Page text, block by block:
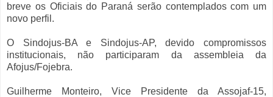
breve os Oficiais do Paraná serão contemplados com um
novo perfil.
O Sindojus-BA e Sindojus-AP, devido compromissos
institucionais, não participaram da assembleia da
Afojus/Fojebra.
Guilherme Monteiro, Vice Presidente da Assojaf-15,